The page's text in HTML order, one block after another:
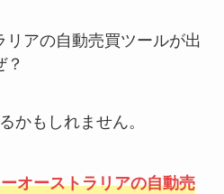
リアの自動売買ツールが出
？
かもしれません。
オーストラリアの自動売